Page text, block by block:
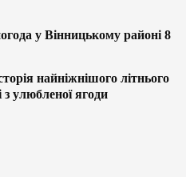
у Вінницькому районі 8
найніжнішого літнього
улюбленої ягоди